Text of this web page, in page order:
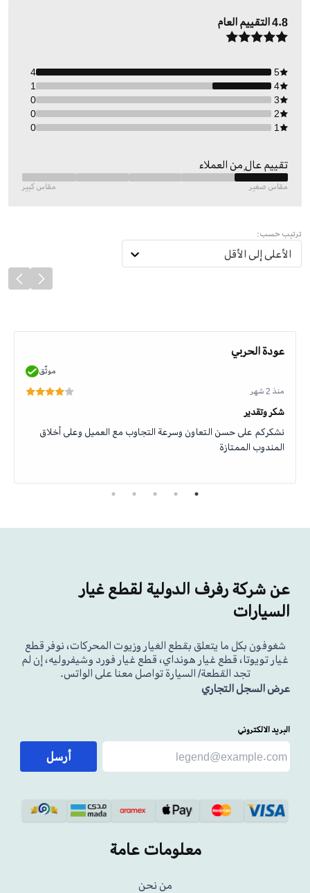
4.8التقييم العام
5
4
4
1
3
0
2
0
1
0
تقييم عالٍ من العملاء
مقاس صغير مقاس كبير
ترتيب حسب:
الأعلى إلى الأقل
عودة الحربي
موثّق
منذ 2 شهر
شكر وتقدير
نشكركم على حسن التعاون وسرعة التجاوب مع العميل وعلى أخلاق
المندوب الممتازة
عن شركة رفرف الدولية لقطع غيار
السيارات
شغوفون بكل ما يتعلق بقطع الغيار وزيوت المحركات، نوفر قطع
غيار تويوتا، قطع غيار هونداي، قطع غيار فورد وشيفروليه، إن لم
تجد القطعة/ السيارة تواصل معنا على الواتس.
عرض السجل التجاري
البريد الالكتروني
أرسل
معلومات عامة
من نحن